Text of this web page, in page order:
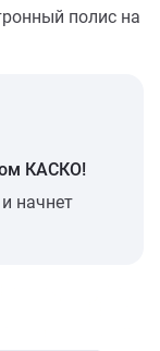
полис на
КАСКО!
начнет